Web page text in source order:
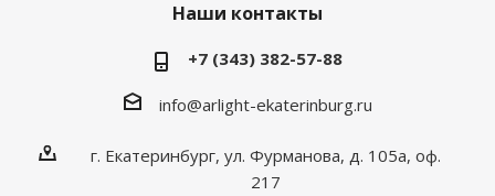
Наши контакты
+7 (343) 382-57-88
info@arlight-ekaterinburg.ru
г. Екатеринбург, ул. Фурманова, д. 105а, оф.
217